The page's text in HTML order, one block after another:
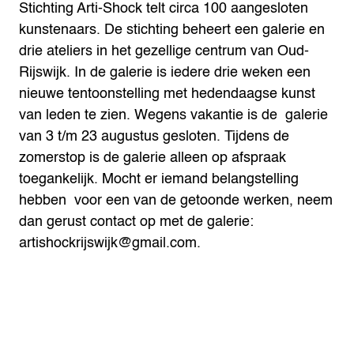
Stichting Arti-Shock telt circa 100 aangesloten
kunstenaars. De stichting beheert een galerie en
drie ateliers in het gezellige centrum van Oud-
Rijswijk. In de galerie is iedere drie weken een
nieuwe tentoonstelling met hedendaagse kunst
van leden te zien. Wegens vakantie is de galerie
van 3 t/m 23 augustus gesloten. Tijdens de
zomerstop is de galerie alleen op afspraak
toegankelijk. Mocht er iemand belangstelling
hebben voor een van de getoonde werken, neem
dan gerust contact op met de galerie:
artishockrijswijk@gmail.com.